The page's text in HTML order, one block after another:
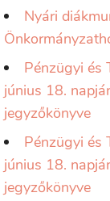
Nyári
Pénzügyi és
június 18.
jegyzőkönyve
Pénzügyi és
június 18.
jegyzőkönyve